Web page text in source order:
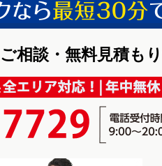
相談・無料見積も